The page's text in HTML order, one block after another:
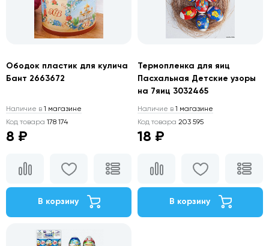
Ободок пластик для кулича
Бант 2663672
Наличие в 1 магазине
Код товара 178 174
8 ₽
В корзину
Термопленка для яиц
Пасхальная Детские узоры
на 7яиц 3032465
Наличие в 1 магазине
Код товара 203 595
18 ₽
В корзину